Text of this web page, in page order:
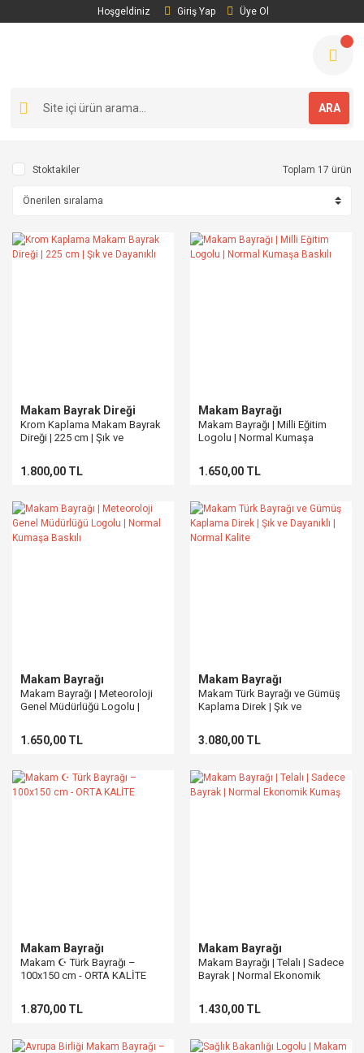
Hoşgeldiniz Giriş Yap Üye Ol
ARA
Stoktakiler Toplam 17 ürün
Makam Bayrak Direği
Krom Kaplama Makam Bayrak
Direği | 225 cm | Şık ve
1.800,00 TL
Makam Bayrağı
Makam Bayrağı | Milli Eğitim
Logolu | Normal Kumaşa
1.650,00 TL
Makam Bayrağı
Makam Bayrağı | Meteoroloji
Genel Müdürlüğü Logolu |
1.650,00 TL
Makam Bayrağı
Makam Türk Bayrağı ve Gümüş
Kaplama Direk | Şık ve
3.080,00 TL
Makam Bayrağı
Makam ☪ Türk Bayrağı –
100x150 cm - ORTA KALİTE
1.870,00 TL
Makam Bayrağı
Makam Bayrağı | Telalı | Sadece
Bayrak | Normal Ekonomik
1.430,00 TL